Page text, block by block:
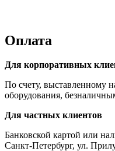
Оплата
Для корпоративных
По счету, выставленному
оборудования,
Для частных клиентов
Банковской картой или
Санкт-Петербург, ул.